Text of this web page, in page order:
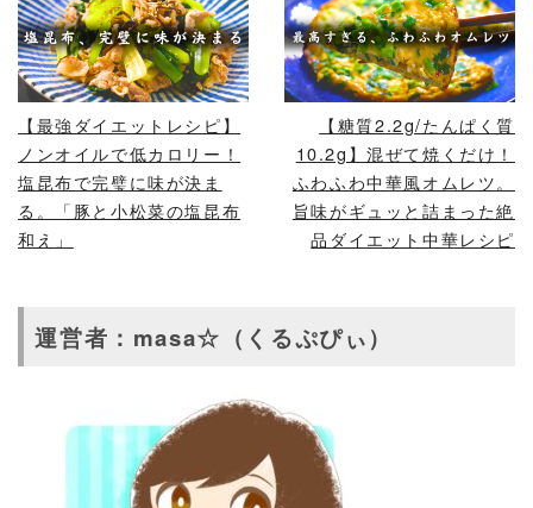
READ MORE
【最強ダイエットレシピ】
ノンオイルで低カロリー！
塩昆布で完璧に味が決ま
る。「豚と小松菜の塩昆布
和え」
READ MORE
【糖質2.2g/たんぱく質
10.2g】混ぜて焼くだけ！
ふわふわ中華風オムレツ。
旨味がギュッと詰まった絶
品ダイエット中華レシピ
運営者：masa☆（くるぷぴぃ）